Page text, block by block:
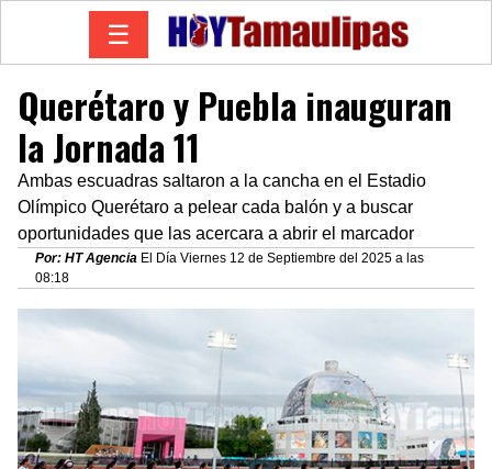
☰
Querétaro y Puebla inauguran
la Jornada 11
Ambas escuadras saltaron a la cancha en el Estadio
Olímpico Querétaro a pelear cada balón y a buscar
oportunidades que las acercara a abrir el marcador
Por: HT Agencia El Día Viernes 12 de Septiembre del 2025 a las
08:18